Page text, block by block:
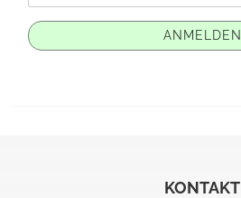
NEWSLETTER-
ANMELDUNG
Mail
ANMELDEN
KONTAKT